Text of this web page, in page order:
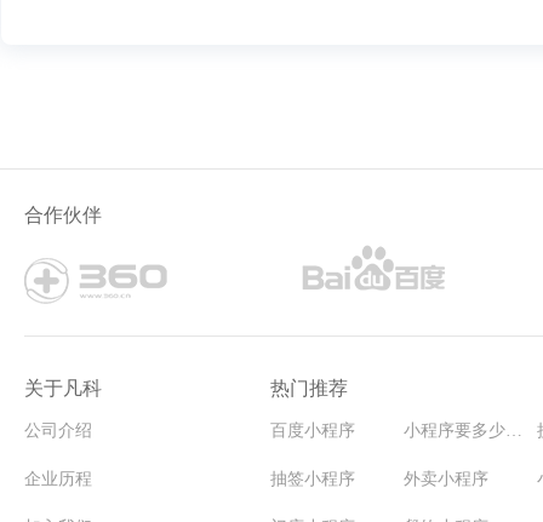
合作伙伴
关于凡科
公司介绍
企业历程
热门推荐
百度小程序
抽签小程序 外卖小程序